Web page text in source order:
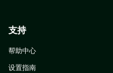
支持
帮助中心
设置指南